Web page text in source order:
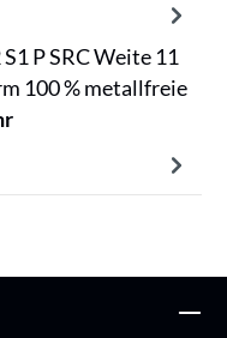
P SRC Weite 11
100 % metallfreie